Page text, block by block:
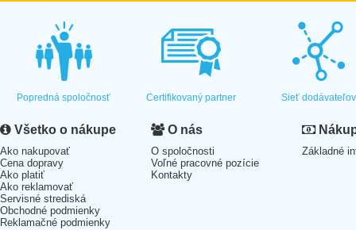
Popredná spoločnosť Certifikovaný partner Sieť dodávateľov
Všetko o nákupe
Ako nakupovať
Cena dopravy
Ako platiť
Ako reklamovať
Servisné strediská
Obchodné podmienky
Reklamačné podmienky
O nás
O spoločnosti
Voľné pracovné pozície
Kontakty
Základné